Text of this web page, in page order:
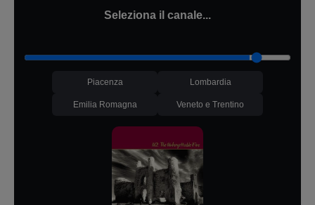
Seleziona il canale...
Piacenza Lombardia
Emilia Romagna Veneto e Trentino